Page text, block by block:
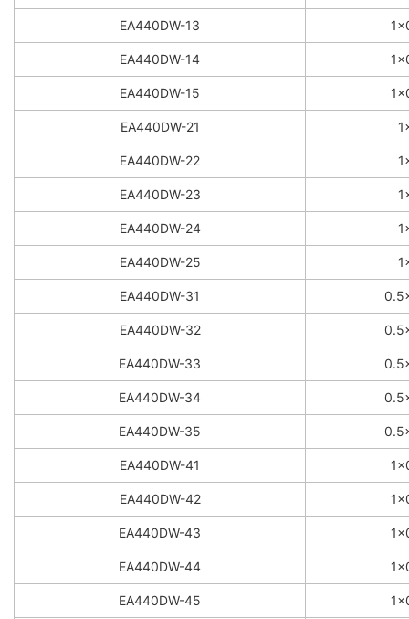
EA440DW-13
EA440DW-14
EA440DW-15
EA440DW-21
EA440DW-22
EA440DW-23
EA440DW-24
EA440DW-25
EA440DW-31
EA440DW-32
EA440DW-33
EA440DW-34
EA440DW-35
EA440DW-41
EA440DW-42
EA440DW-43
EA440DW-44
EA440DW-45